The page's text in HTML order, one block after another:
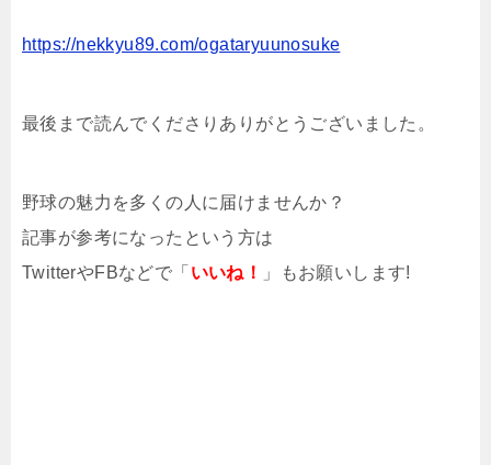
https://nekkyu89.com/ogataryuunosuke
最後まで読んでくださりありがとうございました。
野球の魅力を多くの人に届けませんか？
記事が参考になったという方は
TwitterやFBなどで「 いいね！ 」もお願いします!